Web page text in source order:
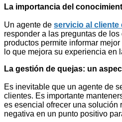
La importancia del
Un agente de servicio al cliente
responder a las preguntas de
productos permite informar
lo que mejora su experiencia en
La gestión de quejas: un
Es inevitable que un agente de
clientes. Es importante
es esencial ofrecer una solución
negativa en un punto positivo